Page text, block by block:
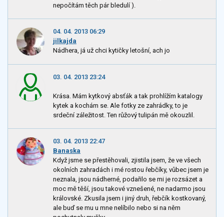
nepočítám těch pár bledulí ).
04. 04. 2013 06:29
jilkajda
Nádhera, já už chci kytičky letošní, ach jo
03. 04. 2013 23:24
Krása. Mám kytkový absťák a tak prohlížím katalogy
kytek a kochám se. Ale fotky ze zahrádky, to je
srdeční záležitost. Ten růžový tulipán mě okouzlil.
03. 04. 2013 22:47
Banaska
Když jsme se přestěhovali, zjistila jsem, že ve všech
okolních zahradách i mé rostou řebčíky, vůbec jsem je
neznala, jsou nádherné, podařilo se mi je rozsázet a
moc mě těší, jsou takové vznešené, ne nadarmo jsou
královské. Zkusila jsem i jiný druh, řebčík kostkovaný,
ale buď se mu u mne nelíbilo nebo si na něm